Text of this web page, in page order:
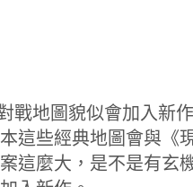
戰地圖貌似會加入新
這些經典地圖會與《
這麼大，是不是有玄